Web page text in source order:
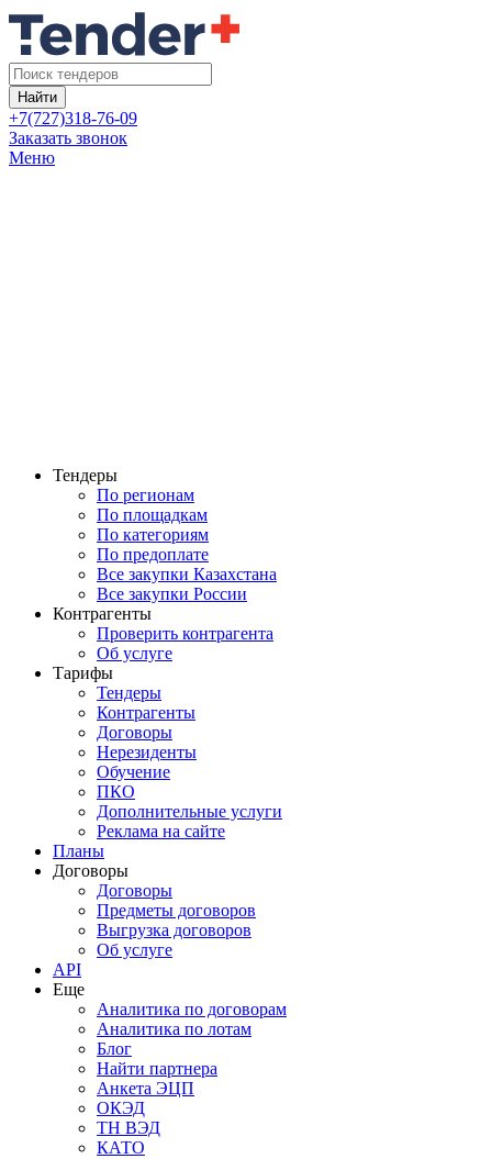
Найти
+7(727)318-76-09
Заказать звонок
Меню
Тендеры
По регионам
По площадкам
По категориям
По предоплате
Все закупки Казахстана
Все закупки России
Контрагенты
Проверить контрагента
Об услуге
Тарифы
Тендеры
Контрагенты
Договоры
Нерезиденты
Обучение
ПКО
Дополнительные услуги
Реклама на сайте
Планы
Договоры
Договоры
Предметы договоров
Выгрузка договоров
Об услуге
API
Еще
Аналитика по договорам
Аналитика по лотам
Блог
Найти партнера
Анкета ЭЦП
ОКЭД
ТН ВЭД
КАТО